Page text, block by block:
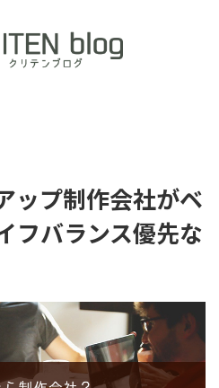
ップ制作会社がベ
フバランス優先な